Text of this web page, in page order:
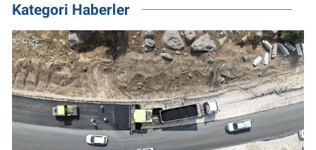
Kategori Haberler